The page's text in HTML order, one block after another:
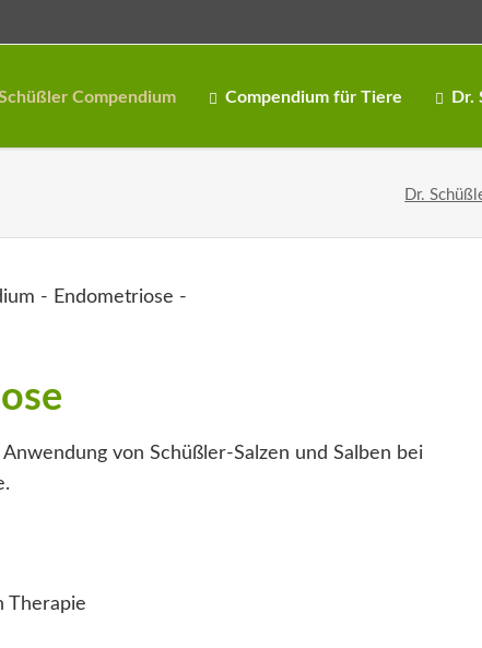
Compendium Compendium für Tiere Dr.
Dr.
von Schüßler-Salzen und Salben bei
Therapie